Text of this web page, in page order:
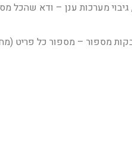
מערכות ענן – ודא שהכל